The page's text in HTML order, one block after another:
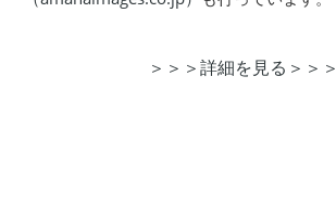
＞＞＞詳細を見る＞＞＞